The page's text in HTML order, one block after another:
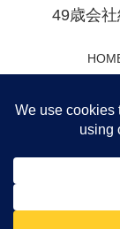
49歳会
Privacy